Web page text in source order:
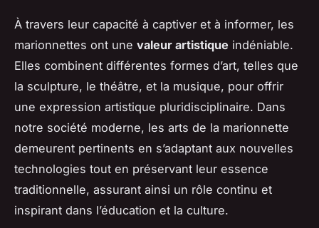
À travers leur capacité à captiver et à informer, les
marionnettes ont une valeur artistique indéniable.
Elles combinent différentes formes d’art, telles que
la sculpture, le théâtre, et la musique, pour offrir
une expression artistique pluridisciplinaire. Dans
notre société moderne, les arts de la marionnette
demeurent pertinents en s’adaptant aux nouvelles
technologies tout en préservant leur essence
traditionnelle, assurant ainsi un rôle continu et
inspirant dans l’éducation et la culture.